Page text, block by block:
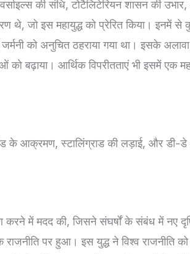
की संधि, टोटैलिटेरियन शासन की
थे, जो इस महायुद्ध को प्रेरित किया।
को अनुचित ठहराया गया था। इसके
को बढ़ाया। आर्थिक विपरीतताएं भी इसमें एक
के आक्रमण, स्टालिंग्राड की लड़ाई, और डी-डे
करने में मदद की, जिसने संघर्षों के संबंध में नए
राजनीति पर हुआ। इस युद्ध ने विश्व राजनीति